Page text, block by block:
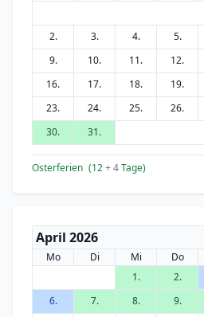
2.
3. 4. 5.
9.
10. 11. 12.
16.
17. 18. 19.
23.
24. 25. 26.
30.
31.
Osterferien (12+ 4Tage)
April 2026
Mo Di Mi Do
1.
2.
6.
7. 8. 9.